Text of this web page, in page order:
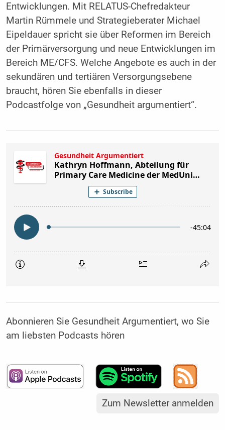
Entwicklungen. Mit RELATUS-Chefredakteur
Martin Rümmele und Strategieberater Michael
Eipeldauer spricht sie über Reformen im Bereich
der Primärversorgung und neue Entwicklungen im
Bereich ME/CFS. Welche Angebote es auch in der
sekundären und tertiären Versorgungsebene
braucht, hören Sie ebenfalls in dieser
Podcastfolge von „Gesundheit argumentiert“.
Abonnieren Sie Gesundheit Argumentiert, wo Sie
am liebsten Podcasts hören
Zum Newsletter anmelden